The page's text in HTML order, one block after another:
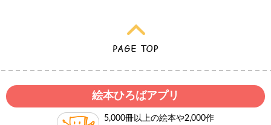
絵本ひろばアプリ
5,000冊以上の絵本や2,000作